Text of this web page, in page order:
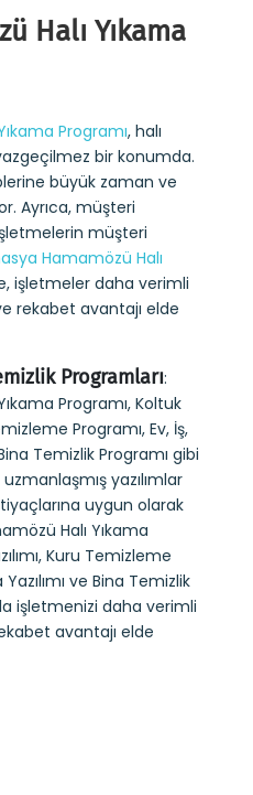
Halı Yıkama
Programı, halı
bir konumda.
büyük zaman ve
Ayrıca, müşteri
müşteri
Hamamözü Halı
işletmeler daha verimli
rekabet avantajı elde
Programları:
Programı, Koltuk
Programı, Ev, İş,
Temizlik Programı gibi
yazılımlar
uygun olarak
Halı Yıkama
Kuru Temizleme
Yazılımı ve Bina Temizlik
işletmenizi daha verimli
avantajı elde